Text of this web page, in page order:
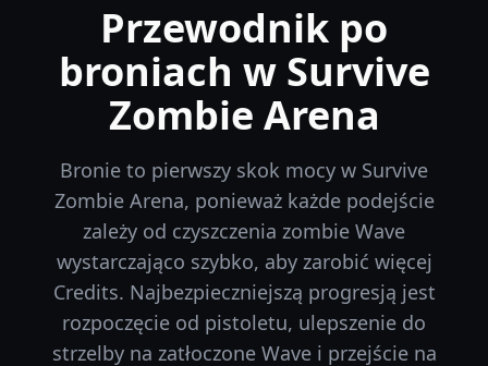
Przewodnik po
broniach w Survive
Zombie Arena
Bronie to pierwszy skok mocy w Survive
Zombie Arena, ponieważ każde podejście
zależy od czyszczenia zombie Wave
wystarczająco szybko, aby zarobić więcej
Credits. Najbezpieczniejszą progresją jest
rozpoczęcie od pistoletu, ulepszenie do
strzelby na zatłoczone Wave i przejście na